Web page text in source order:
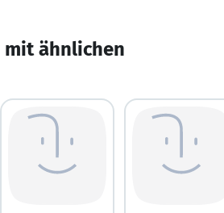
mit ähnlichen